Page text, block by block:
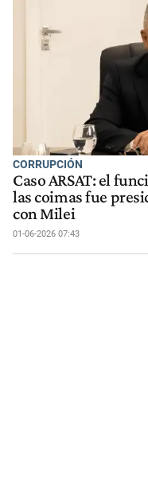
CORRUPCIÓN
Caso ARSAT: el
las coimas fue
con Milei
01-06-2026 07:43